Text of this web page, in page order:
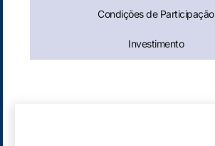
Condições de Participação
Investimento